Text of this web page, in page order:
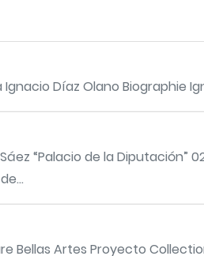
Díaz Olano Biographie
“Palacio de la Diputación”
Bellas Artes Proyecto